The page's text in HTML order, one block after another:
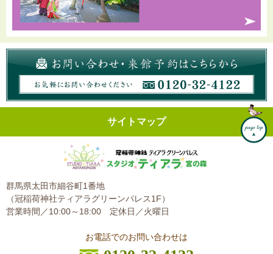
サイトマップ
群馬県太田市細谷町1番地
（冠稲荷神社ティアラグリーンパレス1F）
営業時間／10:00～18:00 定休日／火曜日
お電話でのお問い合わせは